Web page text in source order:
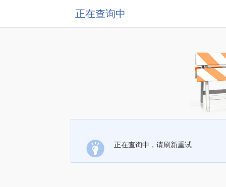
正在查询中
正在查询中，请刷新重试